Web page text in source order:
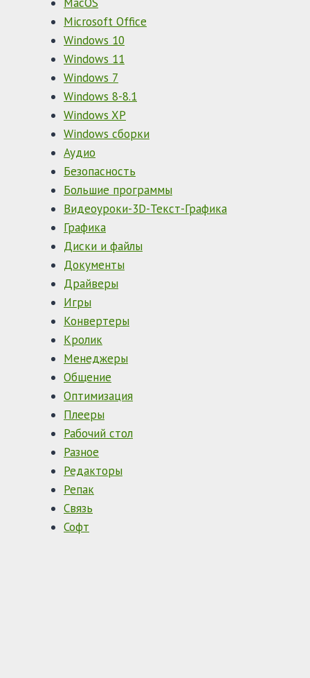
Microsoft Office
Windows 10
Windows 11
Windows 7
Windows 8-8.1
Windows XP
Windows сборки
Аудио
Безопасность
Большие программы
Видеоуроки-3D-Текст-Графика
Графика
Диски и файлы
Документы
Драйверы
Игры
Конвертеры
Кролик
Менеджеры
Общение
Оптимизация
Плееры
Рабочий стол
Разное
Редакторы
Репак
Связь
Софт